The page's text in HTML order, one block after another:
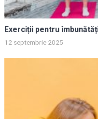
Exerciții pentru
12 septembrie 2025